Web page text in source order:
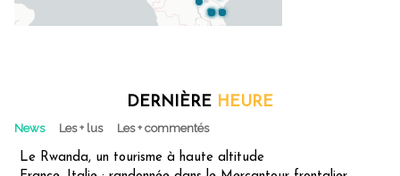
DERNIÈRE HEURE
News Les + lus Les + commentés
Le Rwanda, un tourisme à haute altitude